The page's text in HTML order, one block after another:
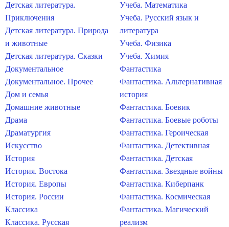
Детская литература.
Приключения
Детская литература. Природа
и животные
Детская литература. Сказки
Документальное
Документальное. Прочее
Дом и семья
Домашние животные
Драма
Драматургия
Искусство
История
История. Востока
История. Европы
История. России
Классика
Классика. Русская
Учеба. Математика
Учеба. Русский язык и
литература
Учеба. Физика
Учеба. Химия
Фантастика
Фантастика. Альтернативная
история
Фантастика. Боевик
Фантастика. Боевые роботы
Фантастика. Героическая
Фантастика. Детективная
Фантастика. Детская
Фантастика. Звездные войны
Фантастика. Киберпанк
Фантастика. Космическая
Фантастика. Магический
реализм